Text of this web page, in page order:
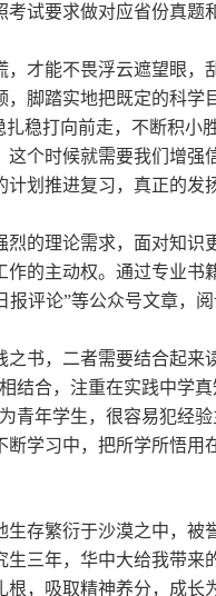
试要求做对应省份真题
才能不畏浮云遮望眼，
脚踏实地把既定的科学
稳打向前走，不断积小
个时候就需要我们增强
划推进复习，真正的发
烈的理论需求，面对知识
作的主动权。通过专业书
报评论”等公众号文章，
书，二者需要结合起来
结合，注重在实践中学真
年学生，很容易犯经验
学习中，把所学所悟用
生存繁衍于沙漠之中，被
三年，华中大给我带来
，吸取精神养分，成长